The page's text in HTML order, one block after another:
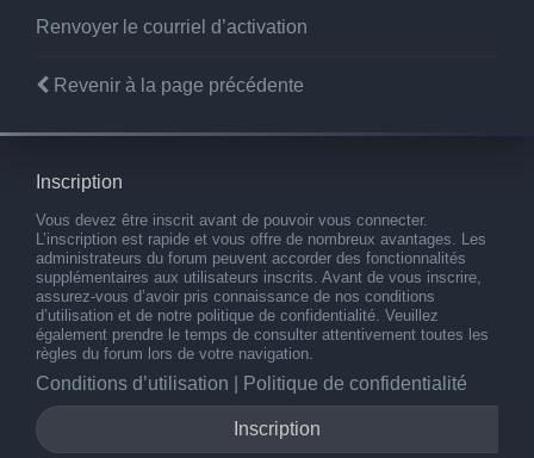
Renvoyer le courriel d’activation
Revenir à la page précédente
Inscription
Vous devez être inscrit avant de pouvoir vous connecter.
L’inscription est rapide et vous offre de nombreux avantages. Les
administrateurs du forum peuvent accorder des fonctionnalités
supplémentaires aux utilisateurs inscrits. Avant de vous inscrire,
assurez-vous d’avoir pris connaissance de nos conditions
d’utilisation et de notre politique de confidentialité. Veuillez
également prendre le temps de consulter attentivement toutes les
règles du forum lors de votre navigation.
Conditions d’utilisation Politique de confidentialité
Inscription